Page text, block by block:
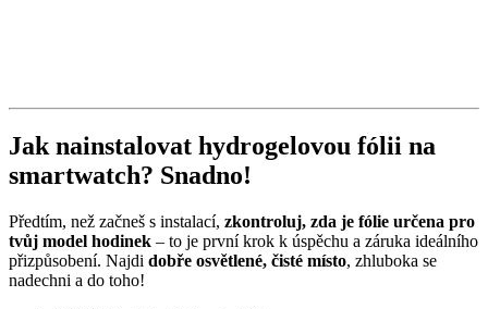
Jak nainstalovat hydrogelovou fólii na
smartwatch? Snadno!
Předtím, než začneš s instalací, zkontroluj, zda je fólie určena pro
tvůj model hodinek – to je první krok k úspěchu a záruka ideálního
přizpůsobení. Najdi dobře osvětlené, čisté místo, zhluboka se
nadechni a do toho!